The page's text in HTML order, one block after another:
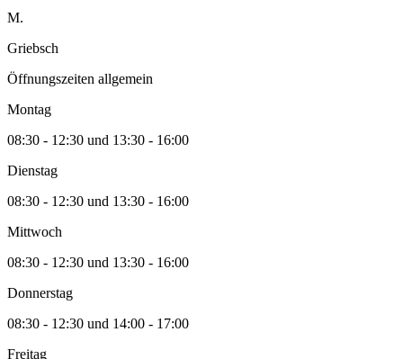
M.
Griebsch
Öffnungszeiten allgemein
Montag
08:30 - 12:30 und 13:30 - 16:00
Dienstag
08:30 - 12:30 und 13:30 - 16:00
Mittwoch
08:30 - 12:30 und 13:30 - 16:00
Donnerstag
08:30 - 12:30 und 14:00 - 17:00
Freitag